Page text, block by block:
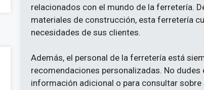
relacionados con el mundo de la ferretería.
materiales de construcción, esta ferretería
necesidades de sus clientes.
Además, el personal de la ferretería está
recomendaciones personalizadas. No dudes
información adicional o para consultar